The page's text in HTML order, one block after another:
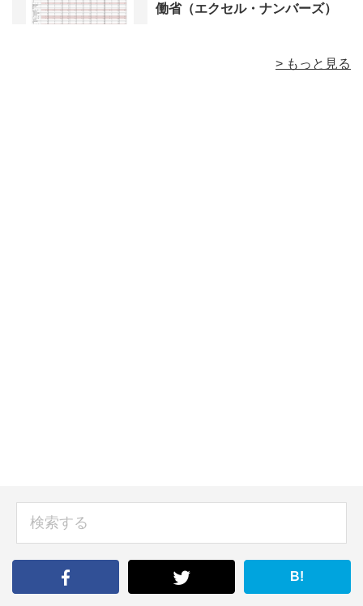
働省（エクセル・ナンバーズ）
> もっと見る
B!